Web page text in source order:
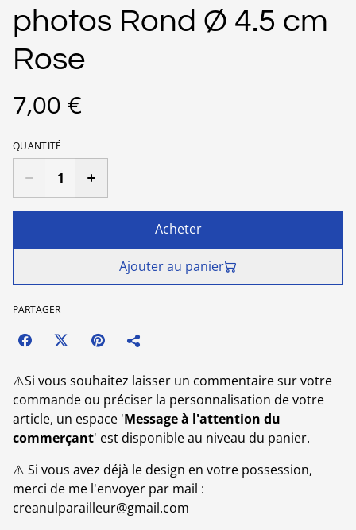
photos Rond Ø 4.5 cm
Rose
7,00 €
QUANTITÉ
Acheter
Ajouter au panier
PARTAGER
⚠️Si vous souhaitez laisser un commentaire sur votre
commande ou préciser la personnalisation de votre
article, un espace 'Message à l'attention du
commerçant' est disponible au niveau du panier.
⚠️ Si vous avez déjà le design en votre possession,
merci de me l'envoyer par mail :
creanulparailleur@gmail.com